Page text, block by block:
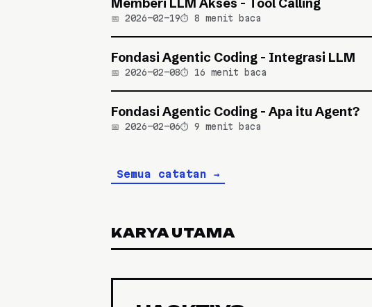
📅 2026-02-19⏱️ 8 menit baca
Fondasi Agentic Coding - Integrasi LLM
📅 2026-02-08⏱️ 16 menit baca
Fondasi Agentic Coding - Apa itu Agent?
📅 2026-02-06⏱️ 9 menit baca
Semua catatan →
KARYA UTAMA